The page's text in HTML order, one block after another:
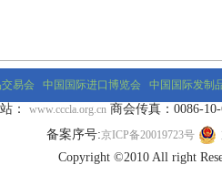
易会 中国国际进口博览会 中国国际发制
： www.cccla.org.cn 商会传真：0086-10-
备案序号:京ICP备20019723号
Copyright ©2010 All right